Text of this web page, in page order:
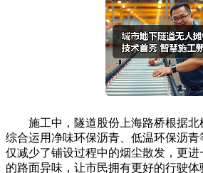
施工中，隧道股份上海路桥根据北
综合运用净味环保沥青、低温环保沥
仅减少了铺设过程中的烟尘散发，更
的路面异味，让市民拥有更好的行驶体